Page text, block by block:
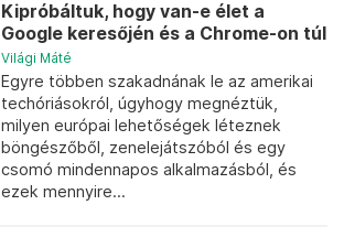
Kipróbáltuk, hogy van-e élet a
Google keresőjén és a Chrome-on túl
Világi Máté
Egyre többen szakadnának le az amerikai
techóriásokról, úgyhogy megnéztük,
milyen európai lehetőségek léteznek
böngészőből, zenelejátszóból és egy
csomó mindennapos alkalmazásból, és
ezek mennyire...